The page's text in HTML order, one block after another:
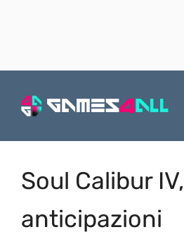
Soul Calibur IV,
anticipazioni